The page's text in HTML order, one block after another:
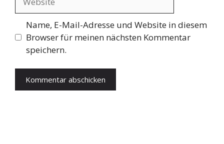
Name, E-Mail-Adresse und Website in diesem
Browser für meinen nächsten Kommentar
speichern.